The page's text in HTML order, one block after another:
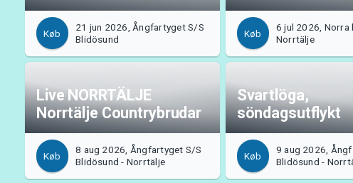
Køb
21 jun 2026, Ångfartyget S/S
Blidösund
Køb
6 jul 2026, Norra
Norrtälje
Live NORRTÄLJE
Norrtälje Countrybrudar
Køb
8 aug 2026, Ångfartyget S/S
Blidösund - Norrtälje
Svartlöga,
söndagsutflykt
Køb
9 aug 2026,
Blidösund -